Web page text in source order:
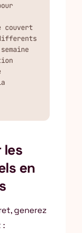
couvert
les
en
generez
: